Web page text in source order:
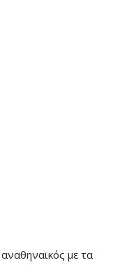
με τα